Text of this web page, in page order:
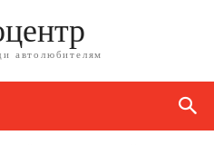
автолюбителям